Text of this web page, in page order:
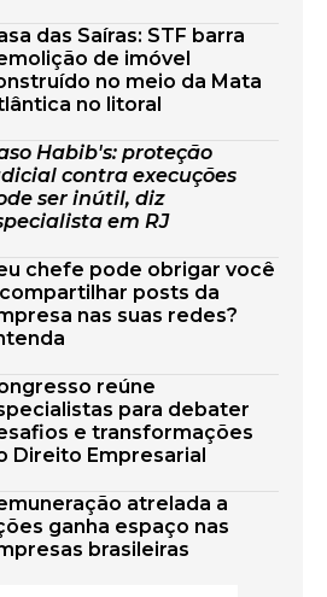
das Saíras: STF barra
de imóvel
no meio da Mata
no litoral
Habib's: proteção
contra execuções
ser inútil, diz
em RJ
chefe pode obrigar você
posts da
nas suas redes?
reúne
para debater
e transformações
Direito Empresarial
atrelada a
ganha espaço nas
brasileiras